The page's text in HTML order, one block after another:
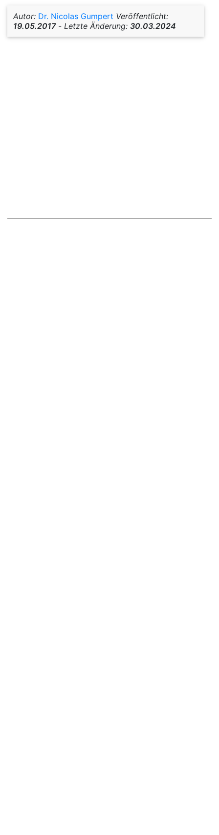
Autor: Dr. Nicolas Gumpert Veröffentlicht:
19.05.2017- Letzte Änderung: 30.03.2024